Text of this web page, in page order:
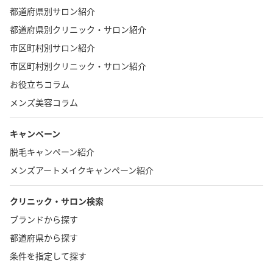
都道府県別サロン紹介
都道府県別クリニック・サロン紹介
市区町村別サロン紹介
市区町村別クリニック・サロン紹介
お役立ちコラム
メンズ美容コラム
キャンペーン
脱毛キャンペーン紹介
メンズアートメイクキャンペーン紹介
クリニック・サロン検索
ブランドから探す
都道府県から探す
条件を指定して探す